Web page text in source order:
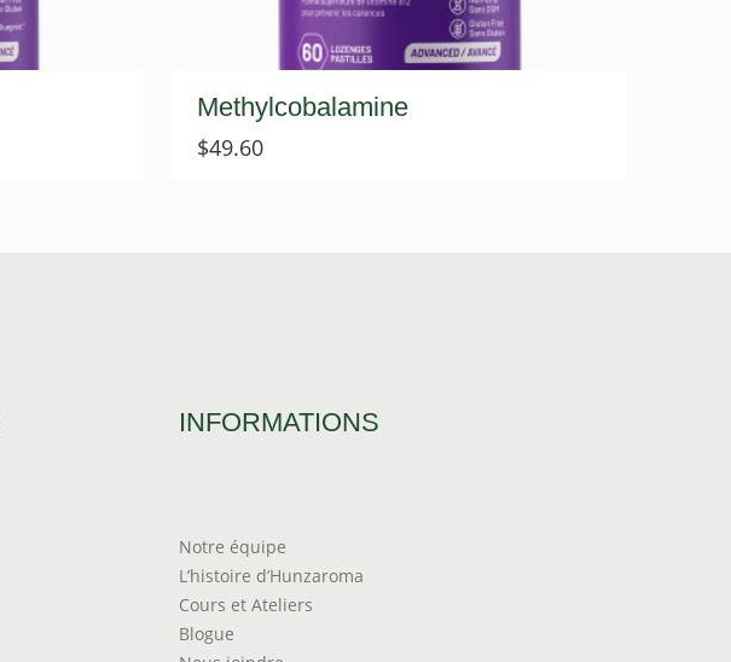
Methylcobalamine
$49.60
INFORMATIONS
Notre équipe
L’histoire d’Hunzaroma
Cours et Ateliers
Blogue